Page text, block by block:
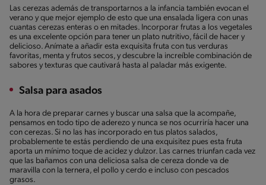
Las cerezas además de transportarnos a la infancia también evocan el
verano y que mejor ejemplo de esto que una ensalada ligera con unas
cuantas cerezas enteras o en mitades. Incorporar frutas a los vegetales
es una excelente opción para tener un plato nutritivo, fácil de hacer y
delicioso. Anímate a añadir esta exquisita fruta con tus verduras
favoritas, menta y frutos secos, y descubre la increíble combinación de
sabores y texturas que cautivará hasta al paladar más exigente.
Salsa para asados
A la hora de preparar carnes y buscar una salsa que la acompañe,
pensamos en todo tipo de aderezo y nunca se nos ocurriría hacer una
con cerezas. Si no las has incorporado en tus platos salados,
probablemente te estás perdiendo de una exquisitez pues esta fruta
aporta un mínimo toque de acidez y dulzor. Las carnes triunfan cada vez
que las bañamos con una deliciosa salsa de cereza donde va de
maravilla con la ternera, el pollo y cerdo e incluso con pescados
grasos.